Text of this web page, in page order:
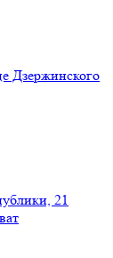
Дзержинского
21